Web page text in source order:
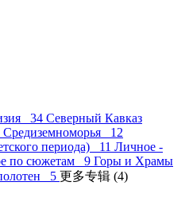
34 Северный Кавказ
Средиземноморья 12
периода) 11 Личное -
по сюжетам 9 Горы и Храмы
5 更多专辑 (4)